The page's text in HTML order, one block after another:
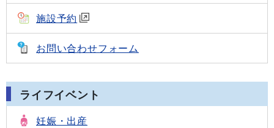
施設予約
お問い合わせフォーム
ライフイベント
妊娠・出産